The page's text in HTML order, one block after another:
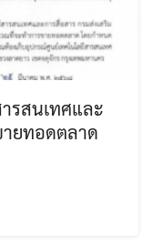
รสนเทศและ
ยทอดตลาด